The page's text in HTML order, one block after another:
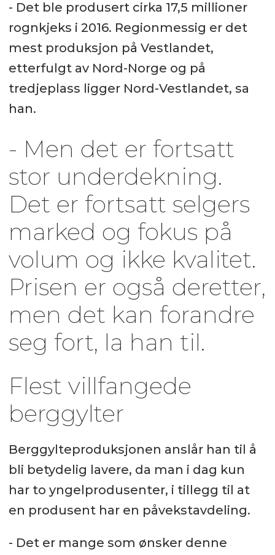
- Det ble produsert cirka 17,5 millioner
rognkjeks i 2016. Regionmessig er det
mest produksjon på Vestlandet,
etterfulgt av Nord-Norge og på
tredjeplass ligger Nord-Vestlandet, sa
han.
- Men det er fortsatt
stor underdekning.
Det er fortsatt selgers
marked og fokus på
volum og ikke kvalitet.
Prisen er også deretter,
men det kan forandre
seg fort, la han til.
Flest villfangede
berggylter
Berggylteproduksjonen anslår han til å
bli betydelig lavere, da man i dag kun
har to yngelprodusenter, i tillegg til at
en produsent har en påvekstavdeling.
- Det er mange som ønsker denne